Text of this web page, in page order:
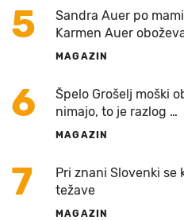
5
Sandra Auer po
Karmen Auer
MAGAZIN
6
Špelo Grošelj moški
nimajo, to je razlog …
MAGAZIN
7
Pri znani Slovenki
težave
MAGAZIN